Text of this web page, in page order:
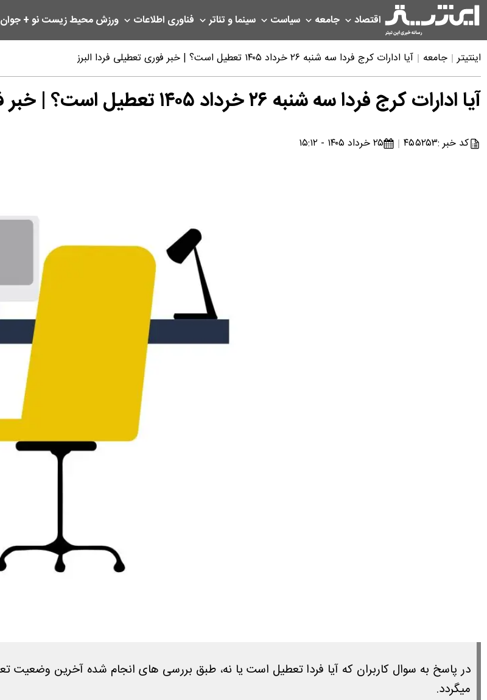
اقتصاد جامعه سیاست سینما و تئاتر فناوری اطلاعات ورزشمحیط زیستنو + جوان
اینتیتر جامعه آیا ادارات کرج فردا سه شنبه ۲۶ خرداد ۱۴۰۵ تعطیل است؟ | خبر فوری تعطیلی فردا البرز
آیا ادارات کرج فردا سه شنبه ۲۶ خرداد ۱۴۰۵ تعطیل است؟ | خبر فوری تعطیلی فردا البرز
کد خبر :۴۵۵۲۵۳ ۲۵ خرداد ۱۴۰۵ - ۱۵:۱۲
میگردد.